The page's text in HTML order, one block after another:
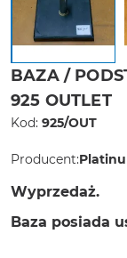
BAZA /
925 OUTLET
Kod: 925/OUT
Producent:
Wyprzedaż.
Baza posiada